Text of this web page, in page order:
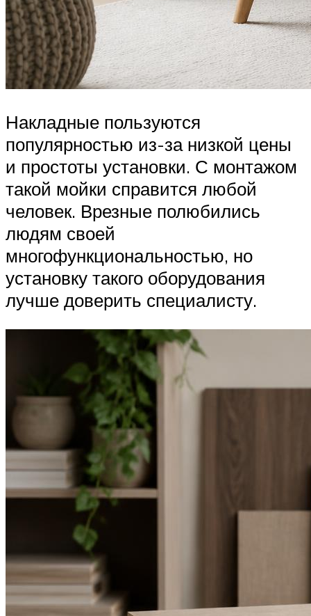
Накладные пользуются
популярностью из-за низкой цены
и простоты установки. С монтажом
такой мойки справится любой
человек. Врезные полюбились
людям своей
многофункциональностью, но
установку такого оборудования
лучше доверить специалисту.